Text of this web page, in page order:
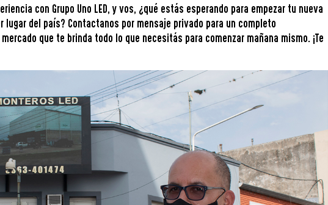
con Grupo Uno LED, y vos, ¿qué estás esperando para empezar tu nueva
lugar del país? Contactanos por mensaje privado para un completo
que te brinda todo lo que necesitás para comenzar mañana mismo. ¡Te